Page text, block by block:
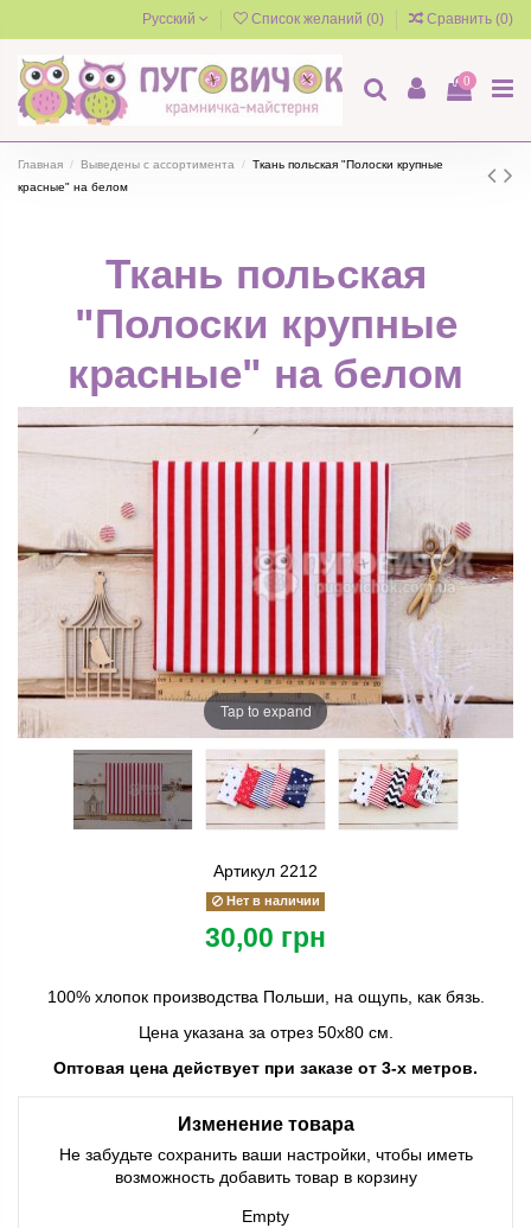
Русский Список желаний (0) Сравнить (0)
0
Главная Выведены с ассортимента
Ткань польская "Полоски крупные
красные" на белом
Ткань польская
"Полоски крупные
красные" на белом
Tap to expand
Артикул 2212
Нет в наличии
30,00 грн
100% хлопок производства Польши, на ощупь, как бязь.
Цена указана за отрез 50х80 см.
Оптовая цена действует при заказе от 3-х метров.
Изменение товара
Не забудьте сохранить ваши настройки, чтобы иметь
возможность добавить товар в корзину
Empty